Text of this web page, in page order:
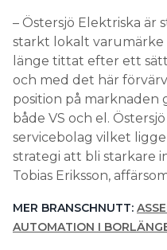
– Östersjö Elektriska är
starkt lokalt varumärke
länge tittat efter ett
och med det här
position på marknaden
både VS och el.
servicebolag vilket
strategi att bli starkare
Tobias Eriksson,
MER BRANSCHNUTT:
AUTOMATION I